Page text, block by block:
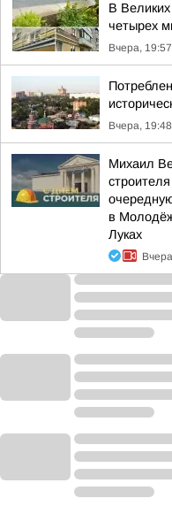
В
четырех
Вчера, 19:57
Вчера, 19:48
Михаил
в
Луках